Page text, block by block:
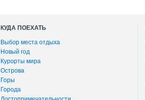
КУДА ПОЕХАТЬ
Выбор места отдыха
Новый год
Курорты мира
Острова
Горы
Города